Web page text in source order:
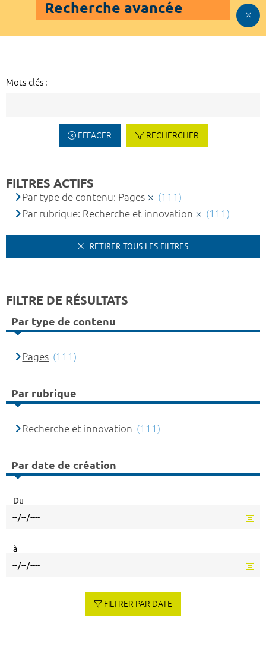
Recherche avancée
Mots-clés :
EFFACER RECHERCHER
FILTRES ACTIFS
Par type de contenu: Pages
(111)
Par rubrique: Recherche et innovation
(111)
RETIRER TOUS LES FILTRES
FILTRE DE RÉSULTATS
Par type de contenu
Pages (111)
Par rubrique
Recherche et innovation (111)
Par date de création
Du
à
FILTRER PAR DATE